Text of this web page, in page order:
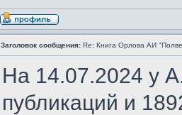
Заголовок сообщения: Re: Книга Орлова АИ
На 14.07.2024 у
публикаций и